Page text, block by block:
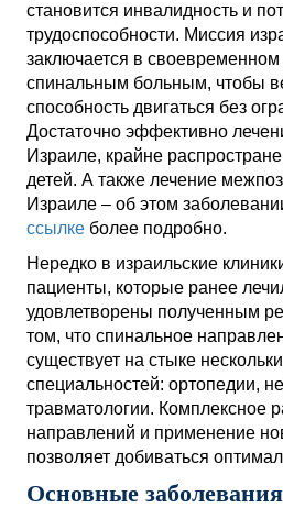
становится инвалидность и
трудоспособности. Миссия
заключается в
спинальным больным, чтобы
способность двигаться без
Достаточно эффективно
Израиле, крайне
детей. А также лечение
Израиле – об этом
ссылке более подробно.
Нередко в израильские
пациенты, которые ранее
удовлетворены полученным
том, что спинальное
существует на стыке
специальностей: ортопедии,
травматологии. Комплексное
направлений и применение
позволяет добиваться
Основные